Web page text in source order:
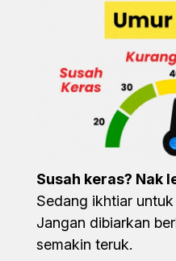
Susah keras? Nak
Sedang ikhtiar
Jangan dibiarkan
semakin teruk.